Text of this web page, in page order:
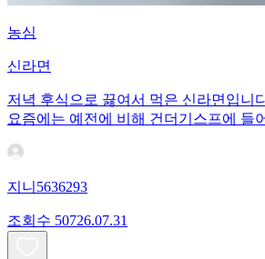
농심
신라면
저녁 후식으로 끓여서 먹은 신라면입니
요즘에는 예전에 비해 건더기스프에 들
지니5636293
조회수 50726.07.31